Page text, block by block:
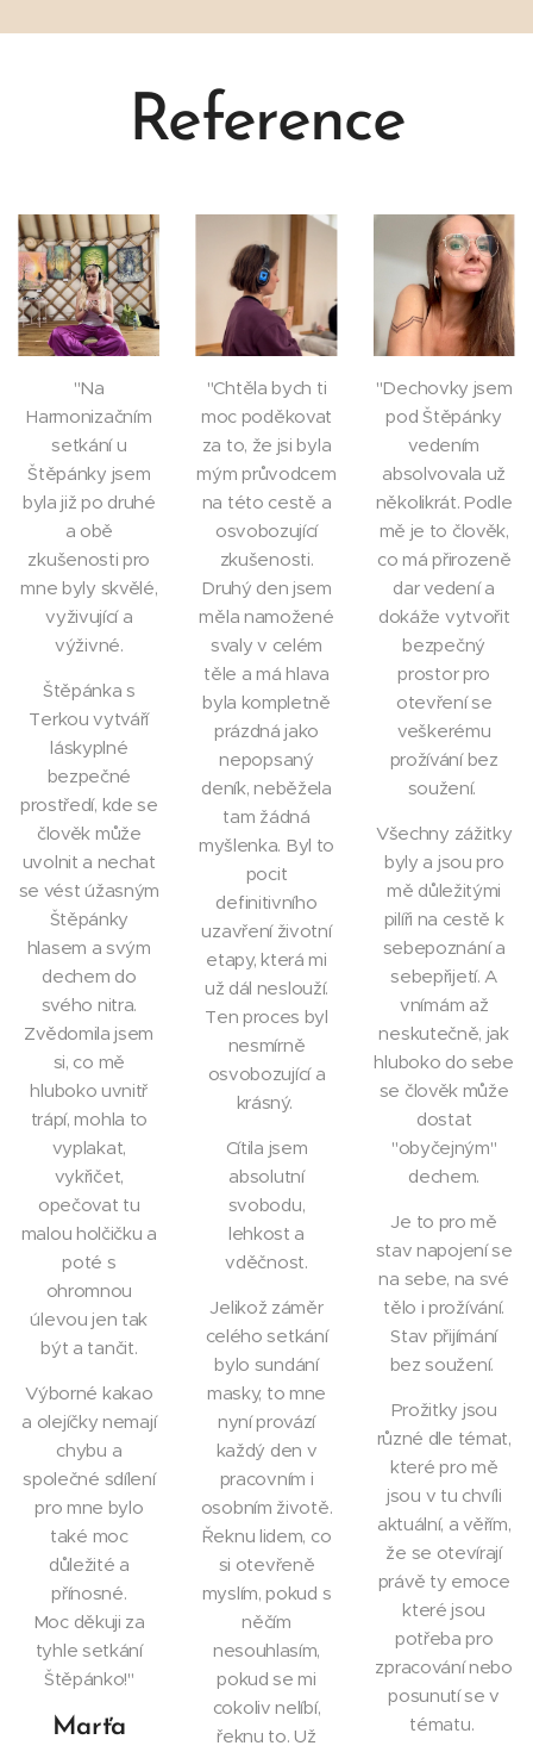
Reference
"Na
Harmonizačním
setkání u
Štěpánky jsem
byla již po druhé
a obě
zkušenosti pro
mne byly skvělé,
vyživující a
výživné.
Štěpánka s
Terkou vytváří
láskyplné
bezpečné
prostředí, kde se
člověk může
uvolnit a nechat
se vést úžasným
Štěpánky
hlasem a svým
dechem do
svého nitra.
Zvědomila jsem
si, co mě
hluboko uvnitř
trápí, mohla to
vyplakat,
vykřičet,
opečovat tu
malou holčičku a
poté s
ohromnou
úlevou jen tak
být a tančit.
Výborné kakao
a olejíčky nemají
chybu a
společné sdílení
pro mne bylo
také moc
důležité a
přínosné.
Moc děkuji za
tyhle setkání
Štěpánko!"
Marťa
"Chtěla bych ti
moc poděkovat
za to, že jsi byla
mým průvodcem
na této cestě a
osvobozující
zkušenosti.
Druhý den jsem
měla namožené
svaly v celém
těle a má hlava
byla kompletně
prázdná jako
nepopsaný
deník, neběžela
tam žádná
myšlenka. Byl to
pocit
definitivního
uzavření životní
etapy, která mi
už dál neslouží.
Ten proces byl
nesmírně
osvobozující a
krásný.
Cítila jsem
absolutní
svobodu,
lehkost a
vděčnost.
Jelikož záměr
celého setkání
bylo sundání
masky, to mne
nyní provází
každý den v
pracovním i
osobním životě.
Řeknu lidem, co
si otevřeně
myslím, pokud s
něčím
nesouhlasím,
pokud se mi
cokoliv nelíbí,
řeknu to. Už
"Dechovky jsem
pod Štěpánky
vedením
absolvovala už
několikrát. Podle
mě je to člověk,
co má přirozeně
dar vedení a
dokáže vytvořit
bezpečný
prostor pro
otevření se
veškerému
prožívání bez
soužení.
Všechny zážitky
byly a jsou pro
mě důležitými
pilíři na cestě k
sebepoznání a
sebepřijetí. A
vnímám až
neskutečně, jak
hluboko do sebe
se člověk může
dostat
"obyčejným"
dechem.
Je to pro mě
stav napojení se
na sebe, na své
tělo i prožívání.
Stav přijímání
bez soužení.
Prožitky jsou
různé dle témat,
které pro mě
jsou v tu chvíli
aktuální, a věřím,
že se otevírají
právě ty emoce
které jsou
potřeba pro
zpracování nebo
posunutí se v
tématu.